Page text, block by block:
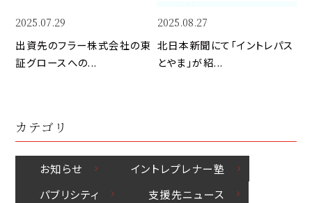
2025.07.29
出資先のフラー株式会社の東
証グロースへの...
2025.08.27
北日本新聞にて「イントレパス
とやま」が紹...
カテゴリ
お知らせ
イントレプレナー塾
パブリシティ
⽀援先ニュース